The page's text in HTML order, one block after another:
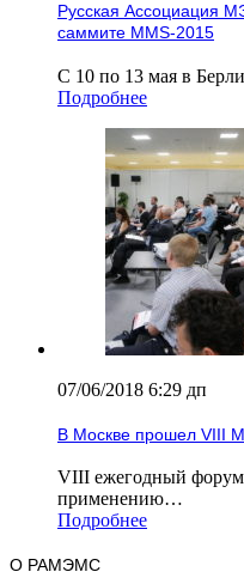
Русская Ассоциация
саммите MMS-2015
С 10 по 13 мая в
Подробнее
07/06/2018 6:29 дп
В Москве прошел VIII
VIII ежегодный форум
применению…
Подробнее
О РАМЭМС